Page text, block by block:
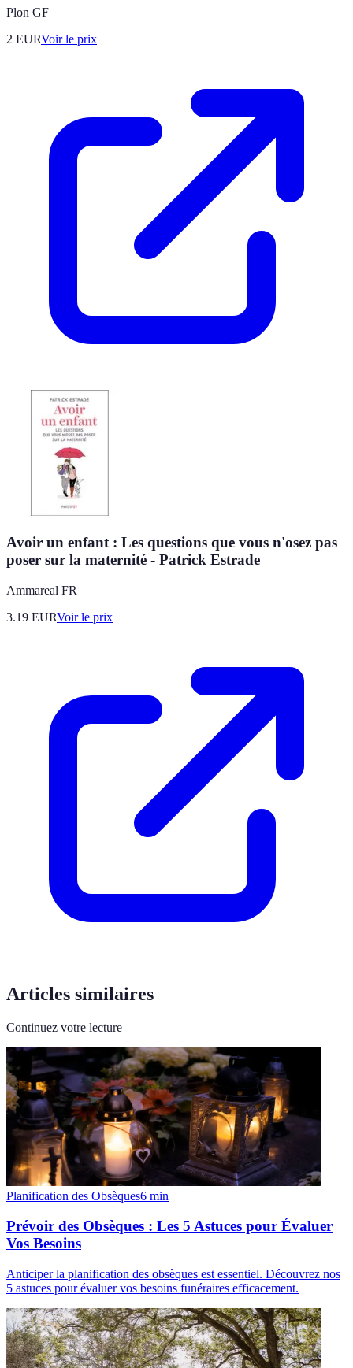
Plon GF
2 EURVoir le prix
Avoir un enfant : Les questions que vous n'osez pas
poser sur la maternité - Patrick Estrade
Ammareal FR
3.19 EURVoir le prix
Articles similaires
Continuez votre lecture
Planification des Obsèques6 min
Prévoir des Obsèques : Les 5 Astuces pour Évaluer
Vos Besoins
Anticiper la planification des obsèques est essentiel. Découvrez nos
5 astuces pour évaluer vos besoins funéraires efficacement.